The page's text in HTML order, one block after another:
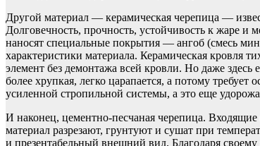
Другой материал — керамическая черепица —
Долговечность, прочность, устойчивость к жаре и
наносят специальные покрытия — ангоб (смесь
характеристики материала. Керамическая кровля
элемент без демонтажа всей кровли. Но даже
более хрупкая, легко царапается, а потому
усиленной стропильной системы, а это еще
И наконец, цементно-песчаная черепица.
материал разрезают, грунтуют и сушат при
и презентабельный внешний вид. Благодаря